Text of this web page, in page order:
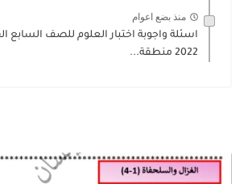
منذ بضع اعوام
2022 منطقة...